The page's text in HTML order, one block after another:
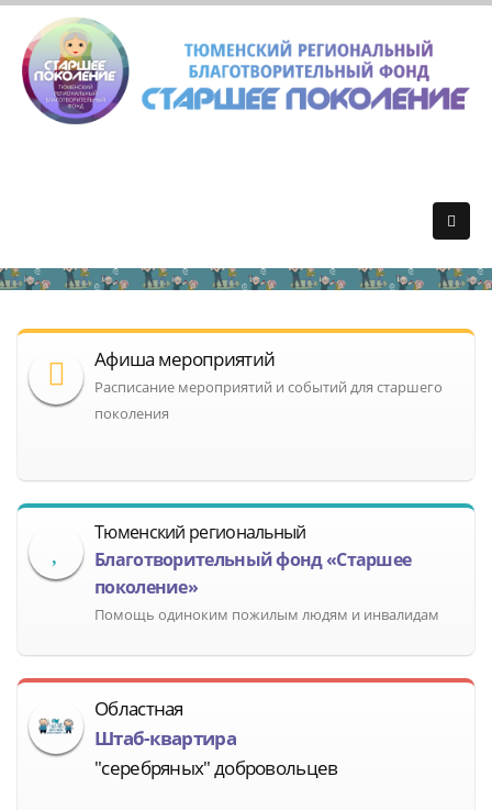
Афиша мероприятий
Расписание мероприятий и событий для старшего
поколения
Тюменский региональный
Благотворительный фонд «Старшее
поколение»
Помощь одиноким пожилым людям и инвалидам
Областная
Штаб-квартира
"серебряных" добровольцев